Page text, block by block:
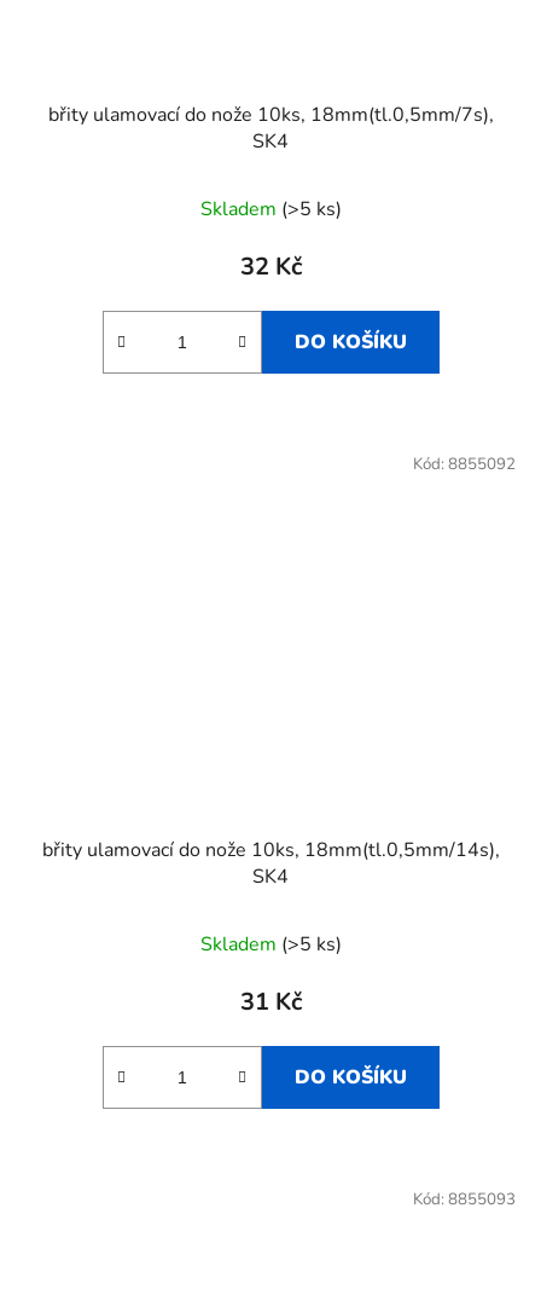
břity ulamovací do nože 10ks, 18mm(tl.0,5mm/7s),
SK4
Skladem (>5 ks)
32 Kč
DO KOŠÍKU
břity ulamovací do nože 10ks, 18mm(tl.0,5mm/14s),
SK4
Skladem (>5 ks)
31 Kč
DO KOŠÍKU
Kód: 8855092
Kód: 8855093